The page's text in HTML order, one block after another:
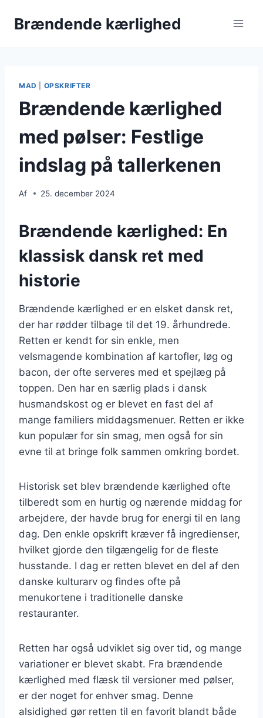
Brændende kærlighed
MAD OPSKRIFTER
Brændende kærlighed
med pølser: Festlige
indslag på tallerkenen
Af 25. december 2024
Brændende kærlighed: En
klassisk dansk ret med
historie
Brændende kærlighed er en elsket dansk ret,
der har rødder tilbage til det 19. århundrede.
Retten er kendt for sin enkle, men
velsmagende kombination af kartofler, løg og
bacon, der ofte serveres med et spejlæg på
toppen. Den har en særlig plads i dansk
husmandskost og er blevet en fast del af
mange familiers middagsmenuer. Retten er ikke
kun populær for sin smag, men også for sin
evne til at bringe folk sammen omkring bordet.
Historisk set blev brændende kærlighed ofte
tilberedt som en hurtig og nærende middag for
arbejdere, der havde brug for energi til en lang
dag. Den enkle opskrift kræver få ingredienser,
hvilket gjorde den tilgængelig for de fleste
husstande. I dag er retten blevet en del af den
danske kulturarv og findes ofte på
menukortene i traditionelle danske
restauranter.
Retten har også udviklet sig over tid, og mange
variationer er blevet skabt. Fra brændende
kærlighed med flæsk til versioner med pølser,
er der noget for enhver smag. Denne
alsidighed gør retten til en favorit blandt både